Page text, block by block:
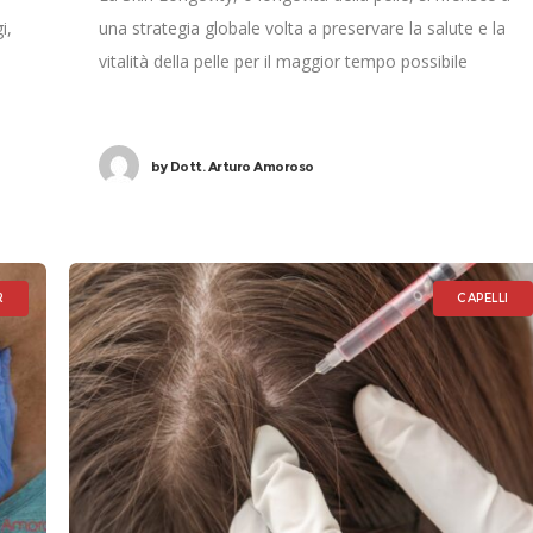
una strategia globale volta a preservare la salute e la
vitalità della pelle per il maggior tempo possibile
byDott. Arturo Amoroso
CAPELLI